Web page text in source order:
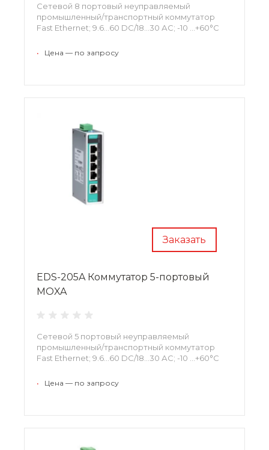
Сетевой 8 портовый неуправляемый
промышленный/транспортный коммутатор
Fast Ethernet; 9.6...60 DC/18...30 АС; -10 ...+60°С
• Цена — по запросу
Заказать
EDS-205A Коммутатор 5-портовый
MOXA
Сетевой 5 портовый неуправляемый
промышленный/транспортный коммутатор
Fast Ethernet; 9.6...60 DC/18...30 АС; -10 ...+60°С
• Цена — по запросу